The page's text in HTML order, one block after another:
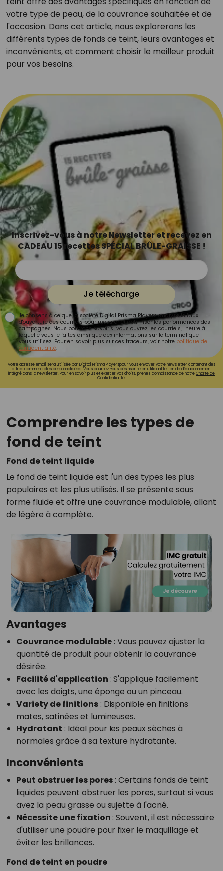
votre type de peau, de la couvrance souhaitée et de
l'occasion. Dans cet article, nous explorerons les
différents types de fonds de teint, leurs avantages et
inconvénients, et comment choisir le meilleur produit
pour vos besoins.
Inscrivez-vous à notre Newsletter et recevez en
CADEAU 15 recettes SPÉCIAL BRÛLE-GRAISSE !
Je télécharge
Je consens à ce que la société Digital Prisma Players analyse le taux
d'ouverture des courriels pour mesurer et optimiser les performances des
campagnes. Nous pourrons savoir si vous ouvrez les courriels, l'heure à
laquelle vous le faites ainsi que des informations sur le terminal que
vous utilisez. Pour en savoir plus sur ces traceurs, voir notre politique de
confidentialité.
Votre adresse email sera utilisée par Digital Prisma Playerspour vous envoyer votre newsletter contenant des
offres commerciales personnalisées. Vous pourrez vous désinscrire en utilisant le lien de désabonnement
intégré dans la newsletter. Pour en savoir plus et exercer vos droits, prenez connaissance de notreCharte de
Confidentialité.
Comprendre les types de
fond de teint
Fond de teint liquide
Le fond de teint liquide est l'un des types les plus
populaires et les plus utilisés. Il se présente sous
forme fluide et offre une couvrance modulable, allant
de légère à complète.
Avantages
Couvrance modulable: Vous pouvez ajuster la
quantité de produit pour obtenir la couvrance
désirée.
Facilité d'application : S'applique facilement
avec les doigts, une éponge ou un pinceau.
Variety de finitions: Disponible en finitions
mates, satinées et lumineuses.
Hydratant : Idéal pour les peaux sèches à
normales grâce à sa texture hydratante.
Inconvénients
Peut obstruer les pores: Certains fonds de teint
liquides peuvent obstruer les pores, surtout si vous
avez la peau grasse ou sujette à l'acné.
Nécessite une fixation : Souvent, il est nécessaire
d'utiliser une poudre pour fixer le maquillage et
éviter les brillances.
Fond de teint en poudre